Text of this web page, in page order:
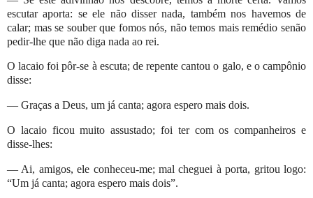
escutar aporta: se ele não disser nada, também nos havemos de
calar; mas se souber que fomos nós, não temos mais remédio senão
pedir-lhe que não diga nada ao rei.
O lacaio foi pôr-se à escuta; de repente cantou o galo, e o campônio
disse:
— Graças a Deus, um já canta; agora espero mais dois.
O lacaio ficou muito assustado; foi ter com os companheiros e
disse-lhes:
— Ai, amigos, ele conheceu-me; mal cheguei à porta, gritou logo:
“Um já canta; agora espero mais dois”.